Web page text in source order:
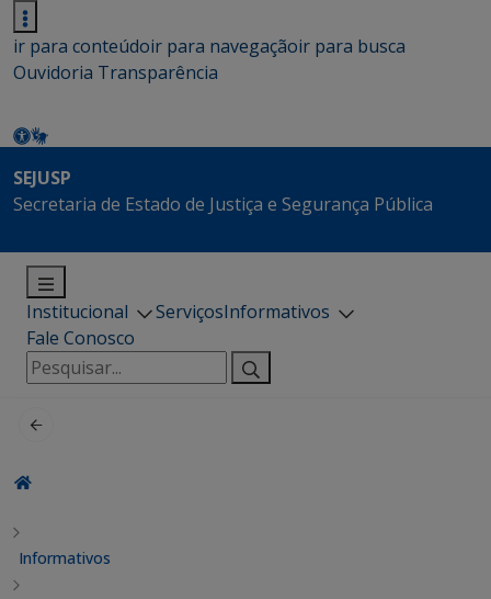
ir para conteúdoir para navegaçãoir para busca
Ouvidoria Transparência
SEJUSP
Secretaria de Estado de Justiça e Segurança Pública
Institucional ServiçosInformativos
Fale Conosco
Pesquisar
por:
Informativos